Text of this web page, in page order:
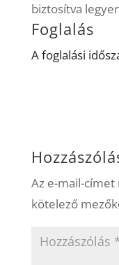
biztosítva
Foglalás
A foglalási
Az e-mail-címet
kötelező